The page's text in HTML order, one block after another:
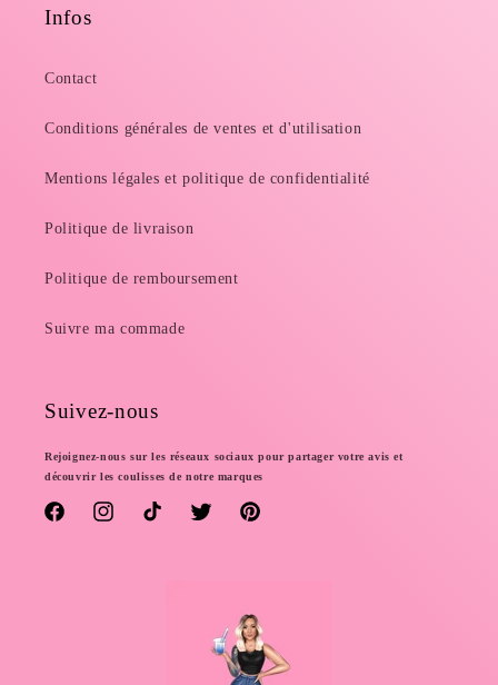
Infos
Contact
Conditions générales de ventes et d'utilisation
Mentions légales et politique de confidentialité
Politique de livraison
Politique de remboursement
Suivre ma commade
Suivez-nous
Rejoignez-nous sur les réseaux sociaux pour partager votre avis et
découvrir les coulisses de notre marques
FacebookInstagramTikTok Twitter Pinterest